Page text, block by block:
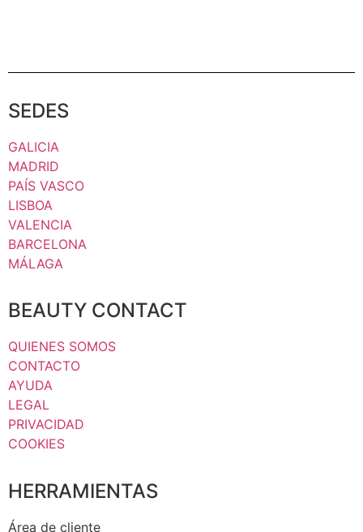
SEDES
GALICIA
MADRID
PAÍS VASCO
LISBOA
VALENCIA
BARCELONA
MÁLAGA
BEAUTY CONTACT
QUIENES SOMOS
CONTACTO
AYUDA
LEGAL
PRIVACIDAD
COOKIES
HERRAMIENTAS
Área de cliente